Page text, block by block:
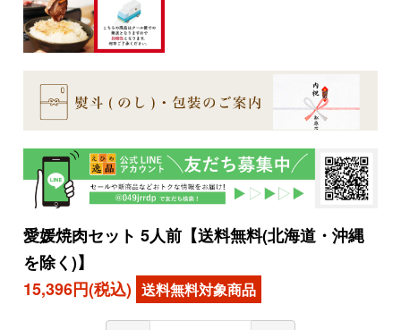
愛媛焼肉セット 5人前【送料無料(北海道・沖縄
を除く)】
15,396円(税込)